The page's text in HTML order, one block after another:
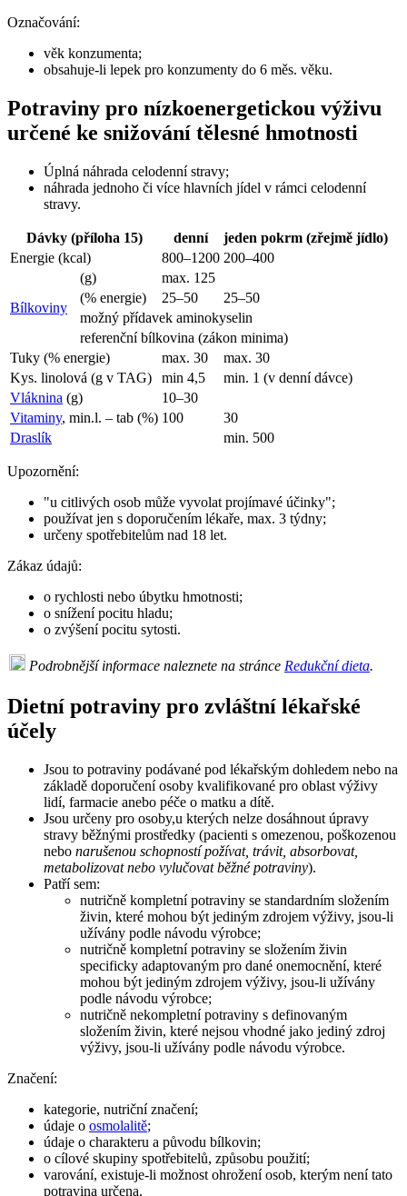
Označování:
věk konzumenta;
obsahuje-li lepek pro konzumenty do 6 měs. věku.
Potraviny pro nízkoenergetickou výživu
určené ke snižování tělesné hmotnosti
Úplná náhrada celodenní stravy;
náhrada jednoho či více hlavních jídel v rámci celodenní
stravy.
Dávky (příloha 15) denní
jeden pokrm (zřejmě jídlo)
Energie (kcal)
800–1200 200–400
Bílkoviny
(g)
max. 125
(% energie)
25–50
25–50
možný přídavek aminokyselin
referenční bílkovina (zákon minima)
Tuky (% energie)
max. 30
max. 30
Kys. linolová (g v TAG)
min 4,5
min. 1 (v denní dávce)
Vláknina (g)
10–30
Vitaminy, min.l. – tab (%) 100
30
Draslík
min. 500
Upozornění:
"u citlivých osob může vyvolat projímavé účinky";
používat jen s doporučením lékaře, max. 3 týdny;
určeny spotřebitelům nad 18 let.
Zákaz údajů:
o rychlosti nebo úbytku hmotnosti;
o snížení pocitu hladu;
o zvýšení pocitu sytosti.
Podrobnější informace naleznete na stránce Redukční dieta.
Dietní potraviny pro zvláštní lékařské
účely
Jsou to potraviny podávané pod lékařským dohledem nebo na
základě doporučení osoby kvalifikované pro oblast výživy
lidí, farmacie anebo péče o matku a dítě.
Jsou určeny pro osoby,u kterých nelze dosáhnout úpravy
stravy běžnými prostředky (pacienti s omezenou, poškozenou
nebo narušenou schopností požívat, trávit, absorbovat,
metabolizovat nebo vylučovat běžné potraviny).
Patří sem:
nutričně kompletní potraviny se standardním složením
živin, které mohou být jediným zdrojem výživy, jsou-li
užívány podle návodu výrobce;
nutričně kompletní potraviny se složením živin
specificky adaptovaným pro dané onemocnění, které
mohou být jediným zdrojem výživy, jsou-li užívány
podle návodu výrobce;
nutričně nekompletní potraviny s definovaným
složením živin, které nejsou vhodné jako jediný zdroj
výživy, jsou-li užívány podle návodu výrobce.
Značení:
kategorie, nutriční značení;
údaje o osmolalitě;
údaje o charakteru a původu bílkovin;
o cílové skupiny spotřebitelů, způsobu použití;
varování, existuje-li možnost ohrožení osob, kterým není tato
potravina určena.